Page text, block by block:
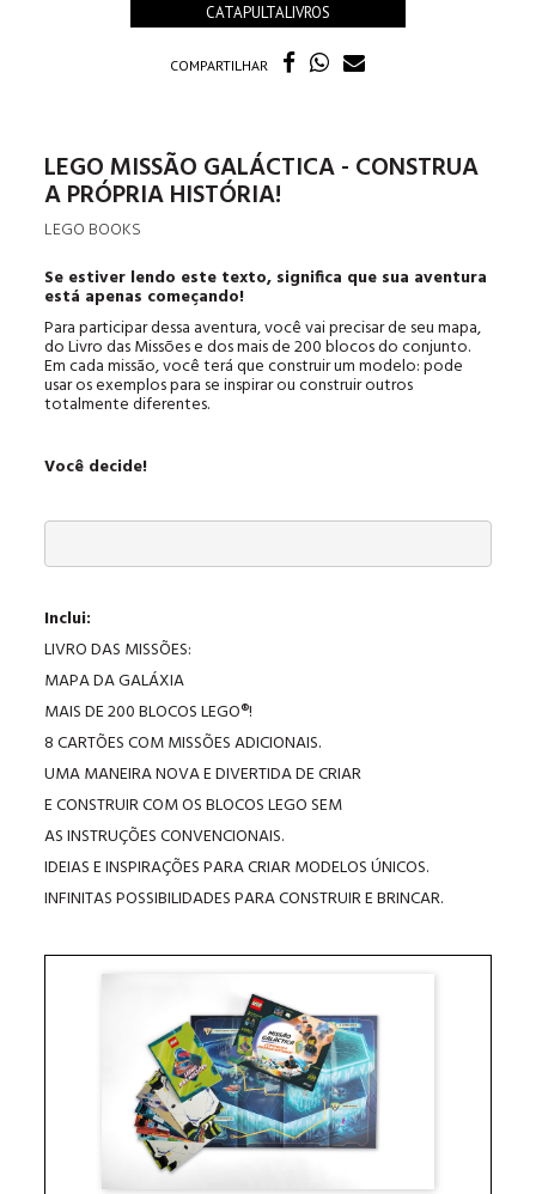
CATAPULTALIVROS
COMPARTILHAR
LEGO MISSÃO GALÁCTICA - CONSTRUA
A PRÓPRIA HISTÓRIA!
LEGO BOOKS
Se estiver lendo este texto, significa que sua aventura
está apenas começando!
Para participar dessa aventura, você vai precisar de seu mapa,
do Livro das Missões e dos mais de 200 blocos do conjunto.
Em cada missão, você terá que construir um modelo: pode
usar os exemplos para se inspirar ou construir outros
totalmente diferentes.
Você decide!
Inclui:
LIVRO DAS MISSÕES:
MAPA DA GALÁXIA
MAIS DE 200 BLOCOS LEGO®!
8 CARTÕES COM MISSÕES ADICIONAIS.
UMA MANEIRA NOVA E DIVERTIDA DE CRIAR
E CONSTRUIR COM OS BLOCOS LEGO SEM
AS INSTRUÇÕES CONVENCIONAIS.
IDEIAS E INSPIRAÇÕES PARA CRIAR MODELOS ÚNICOS.
INFINITAS POSSIBILIDADES PARA CONSTRUIR E BRINCAR.